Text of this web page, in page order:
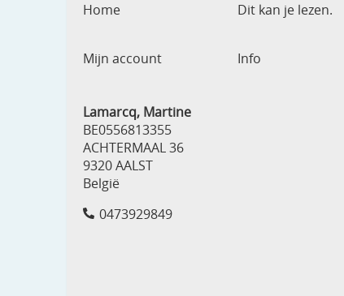
Home Dit kan je lezen.
Mijn account
Info
Lamarcq, Martine
BE0556813355
ACHTERMAAL 36
9320 AALST
België
0473929849